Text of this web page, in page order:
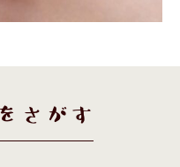
さがす